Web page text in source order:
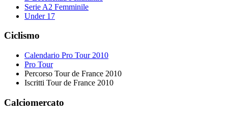
Serie A2 Femminile
Under 17
Ciclismo
Calendario Pro Tour 2010
Pro Tour
Percorso Tour de France 2010
Iscritti Tour de France 2010
Calciomercato